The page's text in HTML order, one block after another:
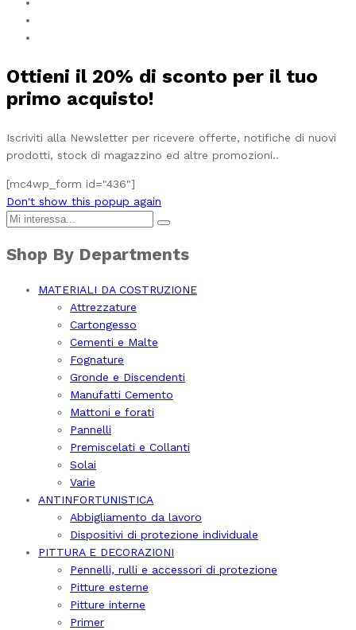
Ottieni il 20% di sconto per il tuo
primo acquisto!
Iscriviti alla Newsletter per ricevere offerte, notifiche di nuovi
prodotti, stock di magazzino ed altre promozioni..
[mc4wp_form id="436"]
Don't show this popup again
Shop By Departments
MATERIALI DA COSTRUZIONE
Attrezzature
Cartongesso
Cementi e Malte
Fognature
Gronde e Discendenti
Manufatti Cemento
Mattoni e forati
Pannelli
Premiscelati e Collanti
Solai
Varie
ANTINFORTUNISTICA
Abbigliamento da lavoro
Dispositivi di protezione individuale
PITTURA E DECORAZIONI
Pennelli, rulli e accessori di protezione
Pitture esterne
Pitture interne
Primer